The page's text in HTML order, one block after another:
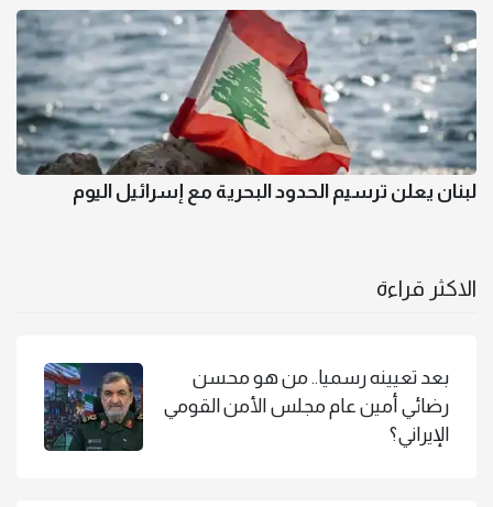
لبنان يعلن ترسيم الحدود البحرية مع إسرائيل اليوم
الاكثر قراءة
بعد تعيينه رسميا.. من هو محسن
رضائي أمين عام مجلس الأمن القومي
الإيراني؟